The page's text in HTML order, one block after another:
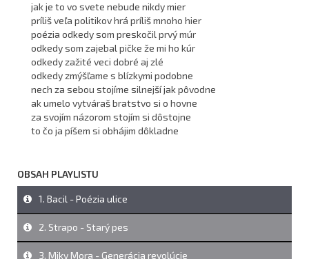
jak je to vo svete nebude nikdy mier
príliš veľa politikov hrá príliš mnoho hier
poézia odkedy som preskočil prvý múr
odkedy som zajebal pičke že mi ho kúr
odkedy zažité veci dobré aj zlé
odkedy zmýšľame s blízkymi podobne
nech za sebou stojíme silnejší jak pôvodne
ak umelo vytváraš bratstvo si o hovne
za svojím názorom stojím si dôstojne
to čo ja píšem si obhájim dôkladne
OBSAH PLAYLISTU
1. Bacil - Poézia ulice
2. Strapo - Starý pes
3. Miky Mora - Generácia revolúcie